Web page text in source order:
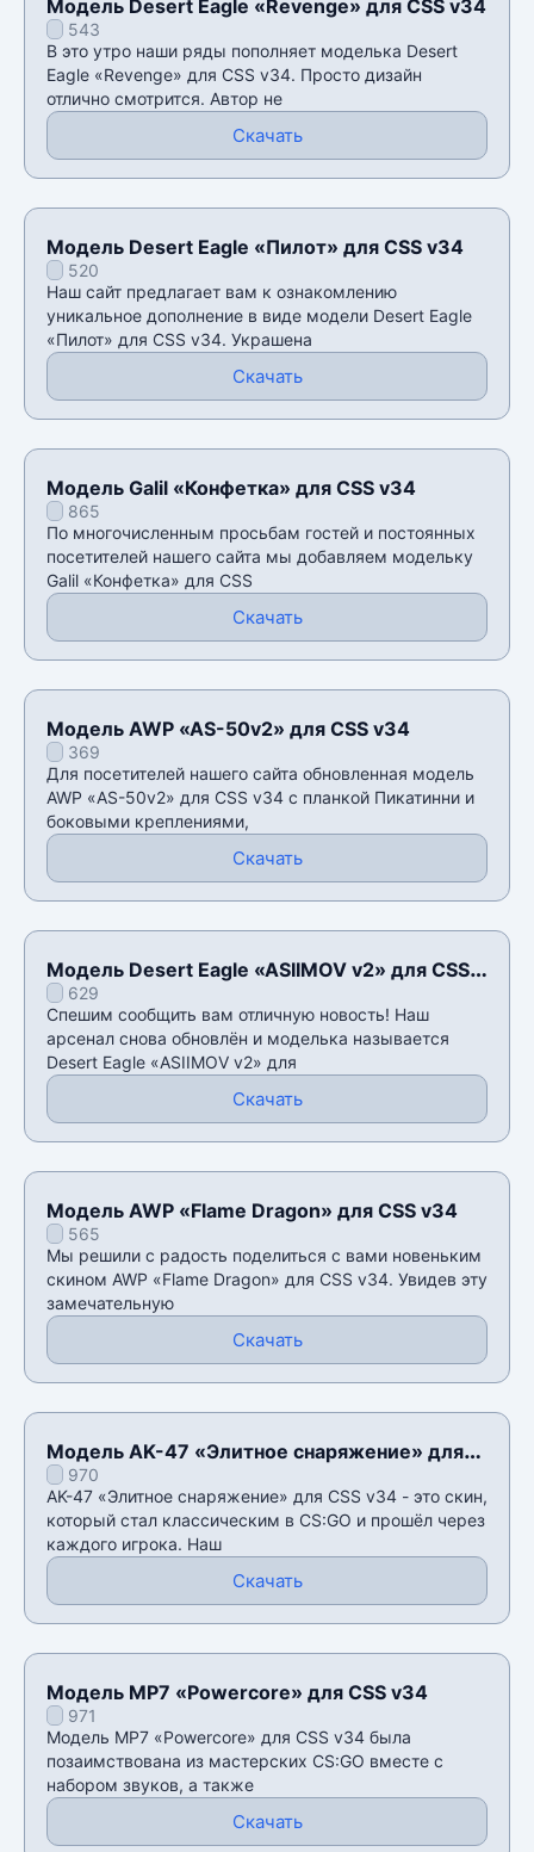
Модель Desert Eagle «Revenge» для CSS v34
543
В это утро наши ряды пополняет моделька Desert
Eagle «Revenge» для CSS v34. Просто дизайн
отлично смотрится. Автор не
Скачать
Модель Desert Eagle «Пилот» для CSS v34
520
Наш сайт предлагает вам к ознакомлению
уникальное дополнение в виде модели Desert Eagle
«Пилот» для CSS v34. Украшена
Скачать
Модель Galil «Конфетка» для CSS v34
865
По многочисленным просьбам гостей и постоянных
посетителей нашего сайта мы добавляем модельку
Galil «Конфетка» для CSS
Скачать
Модель AWP «AS-50v2» для CSS v34
369
Для посетителей нашего сайта обновленная модель
AWP «AS-50v2» для CSS v34 с планкой Пикатинни и
боковыми креплениями,
Скачать
Модель Desert Eagle «ASIIMOV v2» для CSS
v34629
Спешим сообщить вам отличную новость! Наш
арсенал снова обновлён и моделька называется
Desert Eagle «ASIIMOV v2» для
Скачать
Модель AWP «Flame Dragon» для CSS v34
565
Мы решили с радость поделиться с вами новеньким
скином AWP «Flame Dragon» для CSS v34. Увидев эту
замечательную
Скачать
Модель AK-47 «Элитное снаряжение» для
CSS v34
970
AK-47 «Элитное снаряжение» для CSS v34 - это скин,
который стал классическим в CS:GO и прошëл через
каждого игрока. Наш
Скачать
Модель MP7 «Powercore» для CSS v34
971
Модель MP7 «Powercore» для CSS v34 была
позаимствована из мастерских CS:GO вместе с
набором звуков, а также
Скачать